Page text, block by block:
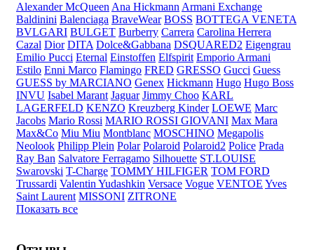
Alexander McQueen Ana Hickmann Armani Exchange
Baldinini Balenciaga BraveWear BOSS BOTTEGA VENETA
BVLGARI BULGET Burberry Carrera Carolina Herrera
Cazal Dior DITA Dolce&Gabbana DSQUARED2 Eigengrau
Emilio Pucci Eternal Einstoffen Elfspirit Emporio Armani
Estilo Enni Marco Flamingo FRED GRESSO Gucci Guess
GUESS by MARCIANO Genex Hickmann Hugo Hugo Boss
INVU Isabel Marant Jaguar Jimmy Choo KARL
LAGERFELD KENZO Kreuzberg Kinder LOEWE Marc
Jacobs Mario Rossi MARIO ROSSI GIOVANI Max Mara
Max&Co Miu Miu Montblanc MOSCHINO Megapolis
Neolook Philipp Plein Polar Polaroid Polaroid2 Police Prada
Ray Ban Salvatore Ferragamo Silhouette ST.LOUISE
Swarovski T-Charge TOMMY HILFIGER TOM FORD
Trussardi Valentin Yudashkin Versace Vogue VENTOE Yves
Saint Laurent MISSONI ZITRONE
Показать все